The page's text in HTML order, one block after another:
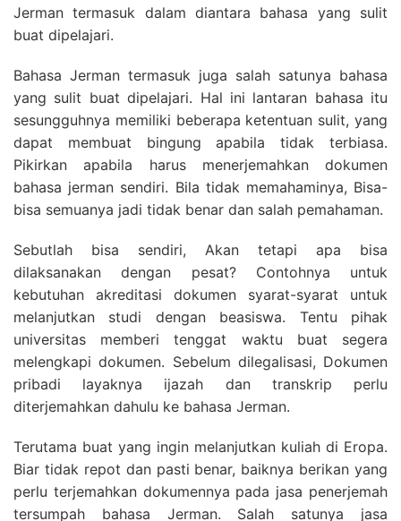
Jerman termasuk dalam diantara bahasa yang sulit
buat dipelajari.
Bahasa Jerman termasuk juga salah satunya bahasa
yang sulit buat dipelajari. Hal ini lantaran bahasa itu
sesungguhnya memiliki beberapa ketentuan sulit, yang
dapat membuat bingung apabila tidak terbiasa.
Pikirkan apabila harus menerjemahkan dokumen
bahasa jerman sendiri. Bila tidak memahaminya, Bisa-
bisa semuanya jadi tidak benar dan salah pemahaman.
Sebutlah bisa sendiri, Akan tetapi apa bisa
dilaksanakan dengan pesat? Contohnya untuk
kebutuhan akreditasi dokumen syarat-syarat untuk
melanjutkan studi dengan beasiswa. Tentu pihak
universitas memberi tenggat waktu buat segera
melengkapi dokumen. Sebelum dilegalisasi, Dokumen
pribadi layaknya ijazah dan transkrip perlu
diterjemahkan dahulu ke bahasa Jerman.
Terutama buat yang ingin melanjutkan kuliah di Eropa.
Biar tidak repot dan pasti benar, baiknya berikan yang
perlu terjemahkan dokumennya pada jasa penerjemah
tersumpah bahasa Jerman. Salah satunya jasa